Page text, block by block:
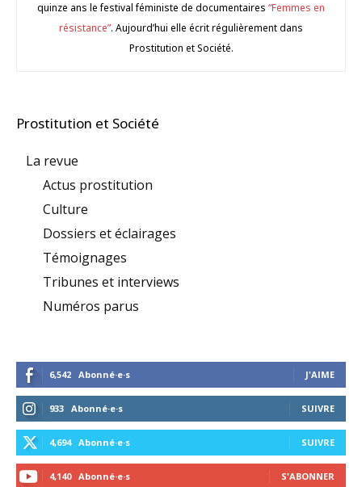
quinze ans le festival féministe de documentaires “Femmes en
résistance”. Aujourd’hui elle écrit régulièrement dans
Prostitution et Société.
Prostitution et Société
La revue
Actus prostitution
Culture
Dossiers et éclairages
Témoignages
Tribunes et interviews
Numéros parus
6,542 Abonné·e·s J'AIME
933 Abonné·e·s SUIVRE
4,694 Abonné·e·s SUIVRE
4,140 Abonné·e·s S'ABONNER